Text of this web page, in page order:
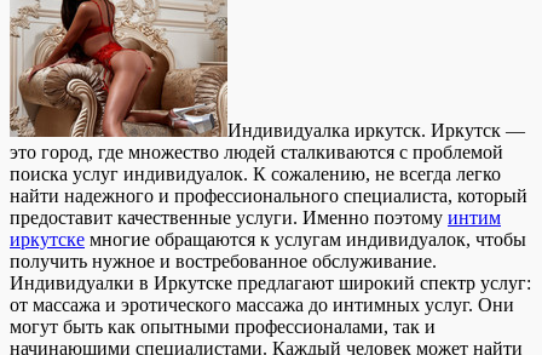
Индивидуaлкa иркутск. Иркутск —
этo город, где множество людей сталкиваются с проблемой
поиска услуг индивидуалок. К сожалению, не всегда легко
найти надежного и профессионального специалиста, который
предоставит качественные услуги. Именно поэтому интим
иркутске многие обращаются к услугам индивидуалок, чтобы
получить нужное и востребованное обслуживание.
Индивидуалки в Иркутске предлагают широкий спектр услуг:
от массажа и эротического массажа до интимных услуг. Они
могут быть как опытными профессионалами, так и
начинающими специалистами. Каждый человек может найти